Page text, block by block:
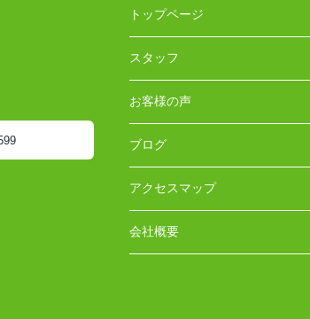
トップページ
スタッフ
お客様の声
ブログ
アクセスマップ
会社概要